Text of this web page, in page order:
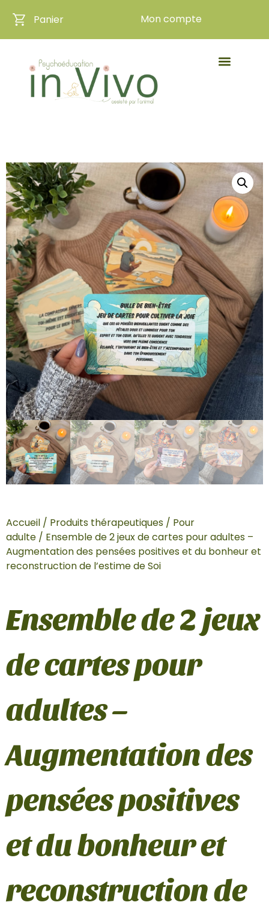
Panier Mon compte
Accueil / Produits thérapeutiques / Pour
adulte / Ensemble de 2 jeux de cartes pour adultes –
Augmentation des pensées positives et du bonheur et
reconstruction de l’estime de Soi
Ensemble de 2 jeux
de cartes pour
adultes –
Augmentation des
pensées positives
et du bonheur et
reconstruction de